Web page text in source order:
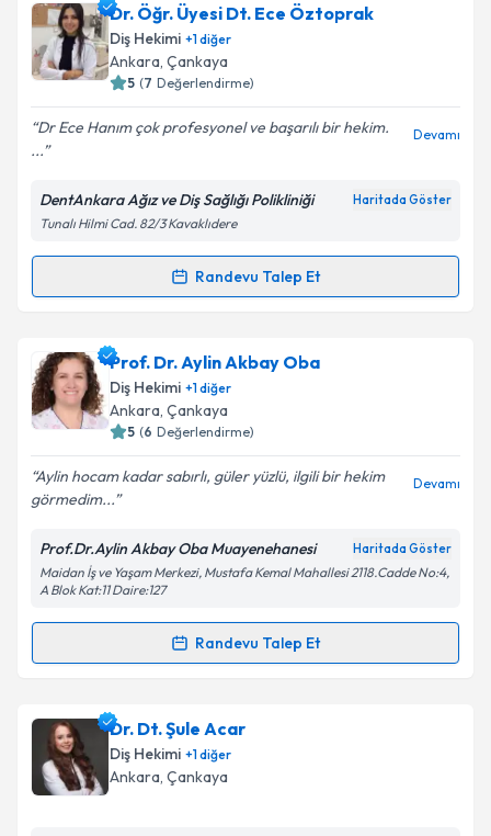
Takvim Talebini Gönder
Dt. Zehra Mutluiçin randevu takvimi talebi oluşturun.
Size bu uzmandan randevu almanız için bir takvim
hazırlandığında e-posta ile bilgilendireceğiz.
Kişisel verilerimin işlenmesine ilişkin
Aydınlatma
Metni'ni okudum ve kişisel verilerimin belirtilen
kapsamda işlenmesini kabul ediyorum.
Dr. Öğr. Üyesi Dt. Ece Öztoprak
Diş Hekimi +1diğer
Ankara, Çankaya
5 (7 Değerlendirme)
Dr Ece Hanım çok profesyonel ve başarılı bir hekim.
...
Devamı
DentAnkara Ağız ve Diş Sağlığı Polikliniği Haritada Göster
Tunalı Hilmi Cad. 82/3 Kavaklıdere
Randevu Talep Et
Randevu Takvimi Talebi
Dr. Öğr. Üyesi Dt. Ece Öztoprakiçin randevu
takvimi talebi oluşturun. Size bu uzmandan randevu
almanız için bir takvim hazırlandığında e-posta ile
bilgilendireceğiz.
E-posta Adresiniz
Kişisel verilerimin işlenmesine ilişkinAydınlatma
Metni'ni okudum ve kişisel verilerimin belirtilen
kapsamda işlenmesini kabul ediyorum.
Prof. Dr. Aylin Akbay Oba
Diş Hekimi +1diğer
Ankara, Çankaya
5 (6 Değerlendirme)
Aylin hocam kadar sabırlı, güler yüzlü, ilgili bir hekim
görmedim...
Devamı
Prof.Dr.Aylin Akbay Oba Muayenehanesi Haritada Göster
Maidan İş ve Yaşam Merkezi, Mustafa Kemal Mahallesi 2118.Cadde No:4,
A Blok Kat:11 Daire:127
Randevu Talep Et
Randevu Takvimi Talebi
Prof. Dr. Aylin Akbay Oba
oluşturun. Size bu uzmandan randevu almanız için bir
takvim hazırlandığında e-posta ile bilgilendireceğiz.
Dr. Dt. Şule Acar
Diş Hekimi +1diğer
Ankara, Çankaya